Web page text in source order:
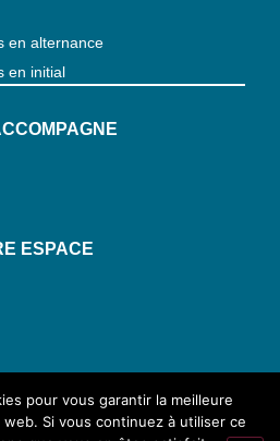
en alternance
en initial
ESPACE
pour vous garantir la meilleure
Si vous continuez à utiliser ce